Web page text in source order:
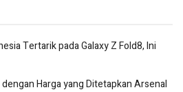
Tertarik pada Galaxy Z Fold8, Ini
Harga yang Ditetapkan Arsenal